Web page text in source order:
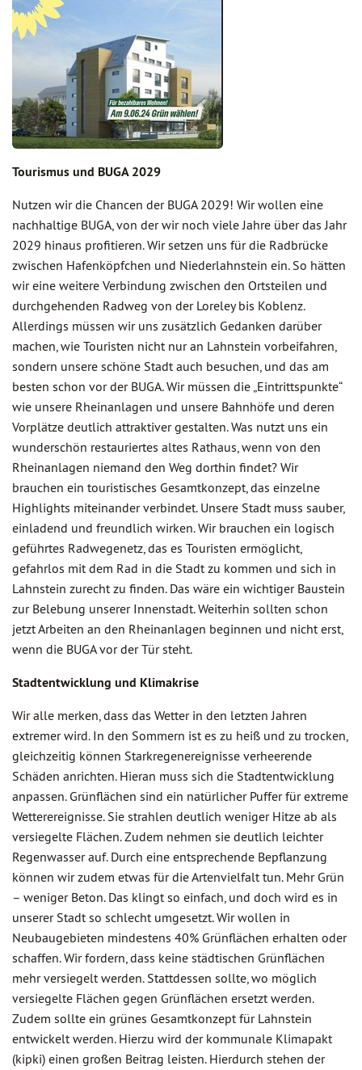
Tourismus und BUGA 2029
Nutzen wir die Chancen der BUGA 2029! Wir wollen eine
nachhaltige BUGA, von der wir noch viele Jahre über das Jahr
2029 hinaus profitieren. Wir setzen uns für die Radbrücke
zwischen Hafenköpfchen und Niederlahnstein ein. So hätten
wir eine weitere Verbindung zwischen den Ortsteilen und
durchgehenden Radweg von der Loreley bis Koblenz.
Allerdings müssen wir uns zusätzlich Gedanken darüber
machen, wie Touristen nicht nur an Lahnstein vorbeifahren,
sondern unsere schöne Stadt auch besuchen, und das am
besten schon vor der BUGA. Wir müssen die „Eintrittspunkte“
wie unsere Rheinanlagen und unsere Bahnhöfe und deren
Vorplätze deutlich attraktiver gestalten. Was nutzt uns ein
wunderschön restauriertes altes Rathaus, wenn von den
Rheinanlagen niemand den Weg dorthin findet? Wir
brauchen ein touristisches Gesamtkonzept, das einzelne
Highlights miteinander verbindet. Unsere Stadt muss sauber,
einladend und freundlich wirken. Wir brauchen ein logisch
geführtes Radwegenetz, das es Touristen ermöglicht,
gefahrlos mit dem Rad in die Stadt zu kommen und sich in
Lahnstein zurecht zu finden. Das wäre ein wichtiger Baustein
zur Belebung unserer Innenstadt. Weiterhin sollten schon
jetzt Arbeiten an den Rheinanlagen beginnen und nicht erst,
wenn die BUGA vor der Tür steht.
Stadtentwicklung und Klimakrise
Wir alle merken, dass das Wetter in den letzten Jahren
extremer wird. In den Sommern ist es zu heiß und zu trocken,
gleichzeitig können Starkregenereignisse verheerende
Schäden anrichten. Hieran muss sich die Stadtentwicklung
anpassen. Grünflächen sind ein natürlicher Puffer für extreme
Wetterereignisse. Sie strahlen deutlich weniger Hitze ab als
versiegelte Flächen. Zudem nehmen sie deutlich leichter
Regenwasser auf. Durch eine entsprechende Bepflanzung
können wir zudem etwas für die Artenvielfalt tun. Mehr Grün
– weniger Beton. Das klingt so einfach, und doch wird es in
unserer Stadt so schlecht umgesetzt. Wir wollen in
Neubaugebieten mindestens 40% Grünflächen erhalten oder
schaffen. Wir fordern, dass keine städtischen Grünflächen
mehr versiegelt werden. Stattdessen sollte, wo möglich
versiegelte Flächen gegen Grünflächen ersetzt werden.
Zudem sollte ein grünes Gesamtkonzept für Lahnstein
entwickelt werden. Hierzu wird der kommunale Klimapakt
(kipki) einen großen Beitrag leisten. Hierdurch stehen der